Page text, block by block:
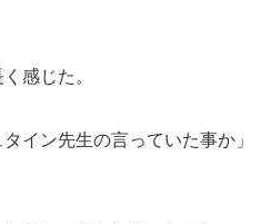
感じた。
イン先生の言っていた事か」